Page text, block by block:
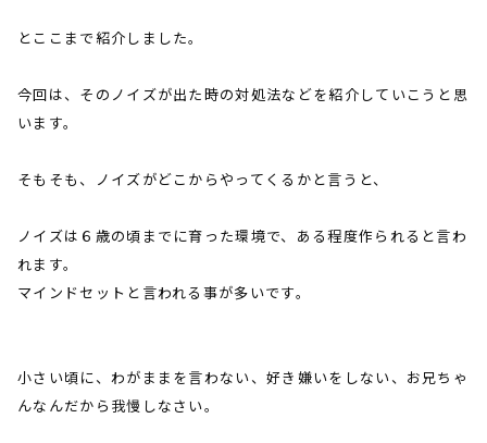
とここまで紹介しました。
今回は、そのノイズが出た時の対処法などを紹介していこうと思
います。
そもそも、ノイズがどこからやってくるかと言うと、
ノイズは６歳の頃までに育った環境で、ある程度作られると言わ
れます。
マインドセットと言われる事が多いです。
小さい頃に、わがままを言わない、好き嫌いをしない、お兄ちゃ
んなんだから我慢しなさい。